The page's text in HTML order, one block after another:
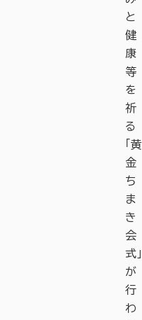
と
健
康
等
を
祈
る
「黄
金
ち
ま
き
会
式」
が
行
わ